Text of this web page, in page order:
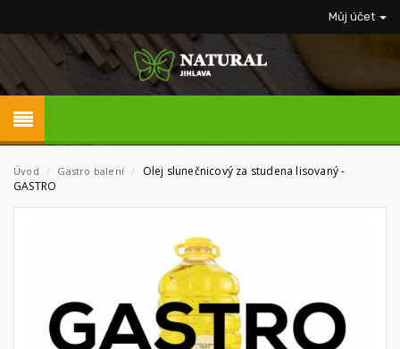
Můj účet
Úvod / Gastro balení /
Olej slunečnicový za studena lisovaný -
GASTRO